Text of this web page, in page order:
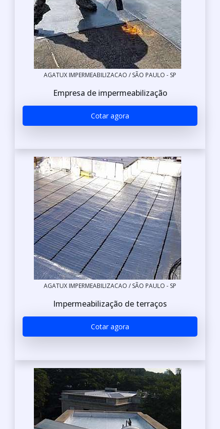
AGATUX IMPERMEABILIZACAO / SÃO PAULO - SP
Empresa de impermeabilização
Cotar agora
AGATUX IMPERMEABILIZACAO / SÃO PAULO - SP
Impermeabilização de terraços
Cotar agora